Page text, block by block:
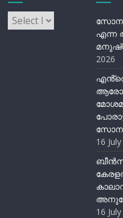
Archives
എന്ന
2026
16
16